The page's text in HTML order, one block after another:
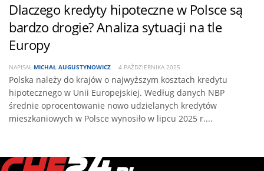
Dlaczego kredyty hipoteczne w Polsce są
bardzo drogie? Analiza sytuacji na tle
Europy
NAPISAŁ MICHAŁ AUGUSTYNOWICZ 4 PAŹDZIERNIKA 2025
Polska należy do krajów o najwyższym kosztach kredytu
hipotecznego w Unii Europejskiej. Według danych NBP
średnie oprocentowanie nowo udzielanych kredytów
mieszkaniowych w Polsce wynosiło w lipcu 2025 r....